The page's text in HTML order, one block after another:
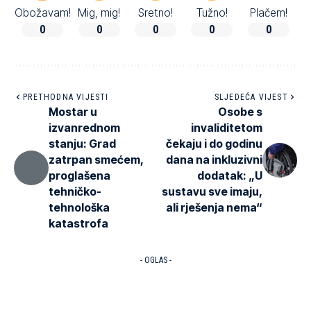
Obožavam!
0
Mig, mig!
0
Sretno!
0
Tužno!
0
Plačem!
0
PRETHODNA VIJESTI
Mostar u
izvanrednom
stanju: Grad
zatrpan smećem,
proglašena
tehničko-
tehnološka
katastrofa
SLJEDEĆA VIJEST
Osobe s
invaliditetom
čekaju i do godinu
dana na inkluzivni
dodatak: „U
sustavu sve imaju,
ali rješenja nema“
- OGLAS -